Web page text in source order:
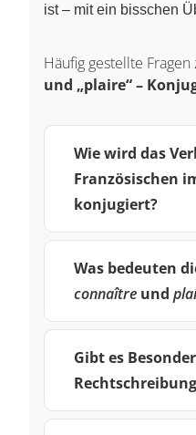
ist – mit ein bisschen
Häufig gestellte Fragen
und „plaire“ –
Wie wird das
Französischen
konjugiert?
Was bedeuten
connaître und
Gibt es